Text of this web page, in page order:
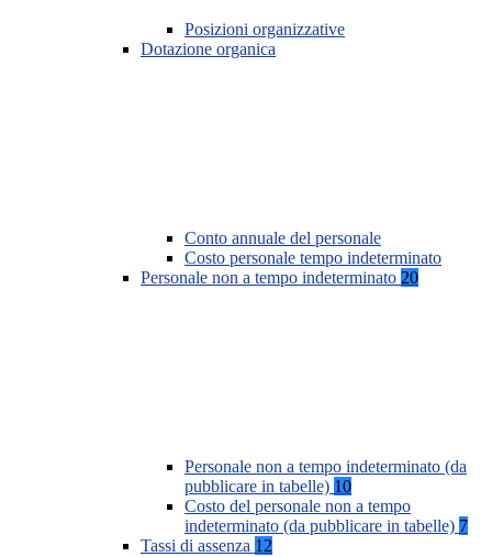
Posizioni organizzative
Dotazione organica
Conto annuale del personale
Costo personale tempo indeterminato
Personale non a tempo indeterminato 20
Personale non a tempo indeterminato (da
pubblicare in tabelle) 10
Costo del personale non a tempo
indeterminato (da pubblicare in tabelle) 7
Tassi di assenza 12